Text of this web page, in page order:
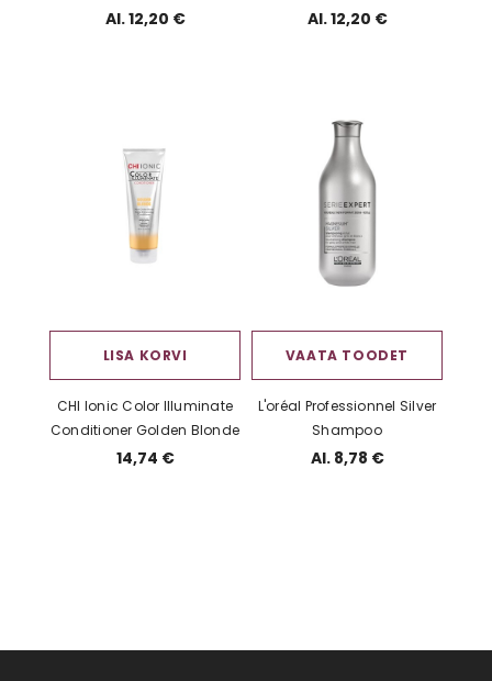
200ml
Al. 12,20 €
Shampoo
Al. 12,20 €
LISA KORVI
CHI Ionic Color Illuminate
Conditioner Golden Blonde
14,74 €
VAATA TOODET
L'oréal Professionnel Silver
Shampoo
Al. 8,78 €